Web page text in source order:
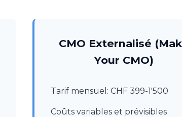
CMO Externalisé
Your CMO)
Tarif mensuel: CHF 399-1'500
Coûts variables et prévisibles